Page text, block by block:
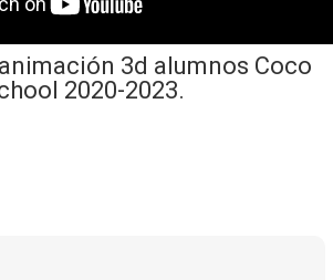
3d alumnos Coco
2020-2023.